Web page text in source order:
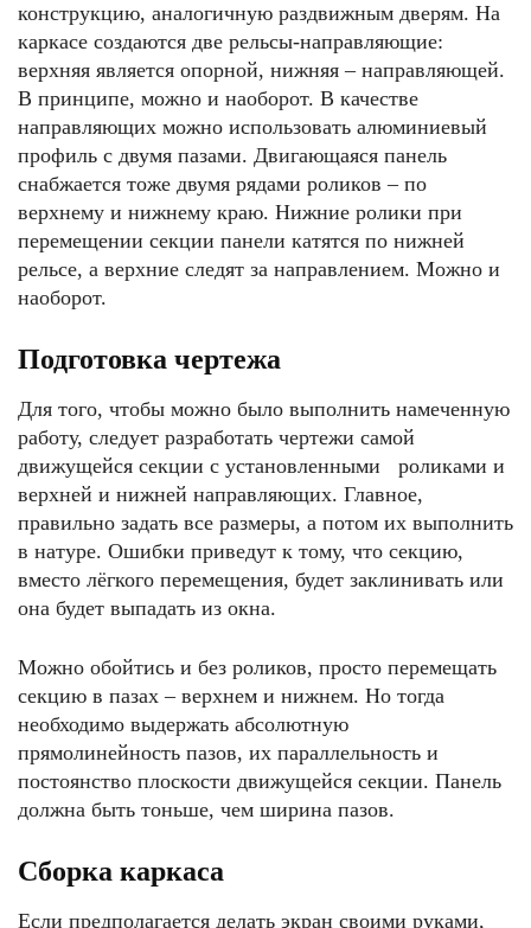
конструкцию, аналогичную раздвижным дверям. На
каркасе создаются две рельсы-направляющие:
верхняя является опорной, нижняя – направляющей.
В принципе, можно и наоборот. В качестве
направляющих можно использовать алюминиевый
профиль с двумя пазами. Двигающаяся панель
снабжается тоже двумя рядами роликов – по
верхнему и нижнему краю. Нижние ролики при
перемещении секции панели катятся по нижней
рельсе, а верхние следят за направлением. Можно и
наоборот.
Подготовка чертежа
Для того, чтобы можно было выполнить намеченную
работу, следует разработать чертежи самой
движущейся секции с установленными роликами и
верхней и нижней направляющих. Главное,
правильно задать все размеры, а потом их выполнить
в натуре. Ошибки приведут к тому, что секцию,
вместо лёгкого перемещения, будет заклинивать или
она будет выпадать из окна.
Можно обойтись и без роликов, просто перемещать
секцию в пазах – верхнем и нижнем. Но тогда
необходимо выдержать абсолютную
прямолинейность пазов, их параллельность и
постоянство плоскости движущейся секции. Панель
должна быть тоньше, чем ширина пазов.
Сборка каркаса
Если предполагается делать экран своими руками,